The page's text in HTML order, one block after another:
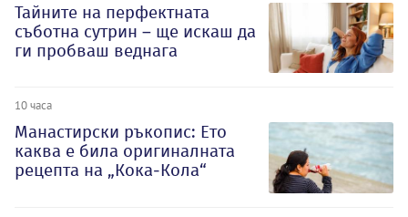
Тайните на перфектната
съботна сутрин – ще искаш да
ги пробваш веднага
10 часа
Манастирски ръкопис: Ето
каква е била оригиналната
рецепта на „Кока-Кола“